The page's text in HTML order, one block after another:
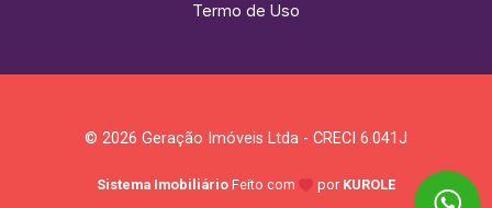
Termo de Uso
© 2026 Geração Imóveis Ltda - CRECI 6.041J
Sistema Imobiliário Feito com por KUROLE